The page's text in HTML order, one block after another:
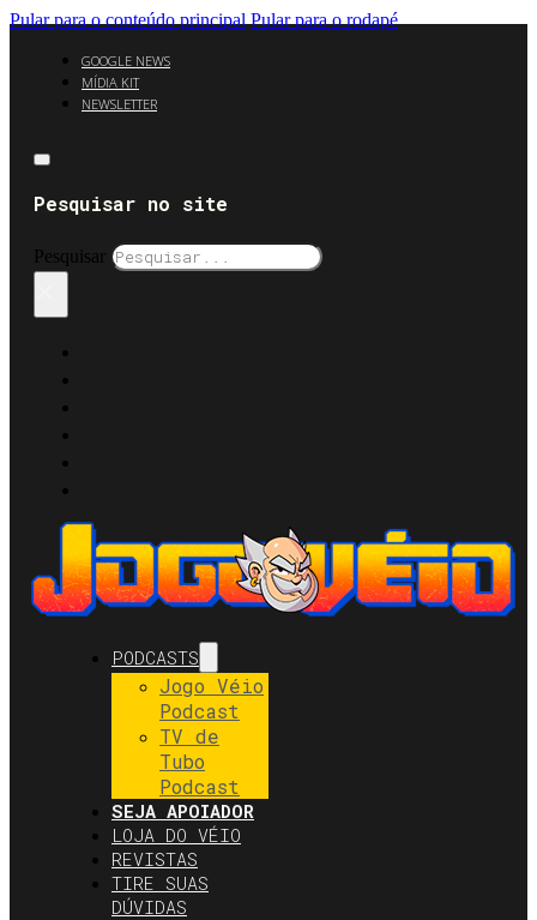
Pular para o conteúdo principal Pular para o rodapé
GOOGLE NEWS
MÍDIA KIT
NEWSLETTER
Pesquisar no site
Pesquisar
PODCASTS
Jogo Véio
Podcast
TV de
Tubo
Podcast
SEJA APOIADOR
LOJA DO VÉIO
REVISTAS
TIRE SUAS
DÚVIDAS